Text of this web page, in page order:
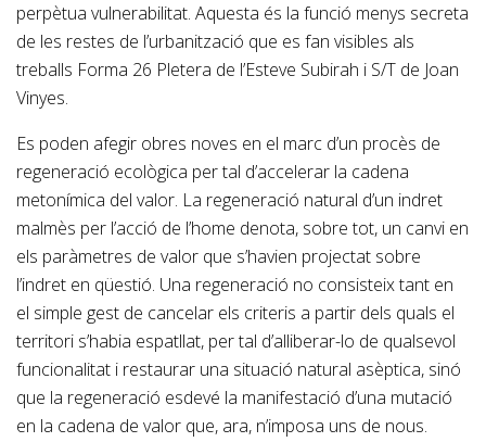
perpètua vulnerabilitat. Aquesta és la funció menys secreta
de les restes de l’urbanització que es fan visibles als
treballs Forma 26 Pletera de l’Esteve Subirah i S/T de Joan
Vinyes.
Es poden afegir obres noves en el marc d’un procès de
regeneració ecològica per tal d’accelerar la cadena
metonímica del valor. La regeneració natural d’un indret
malmès per l’acció de l’home denota, sobre tot, un canvi en
els paràmetres de valor que s’havien projectat sobre
l’indret en qüestió. Una regeneració no consisteix tant en
el simple gest de cancelar els criteris a partir dels quals el
territori s’habia espatllat, per tal d’alliberar-lo de qualsevol
funcionalitat i restaurar una situació natural asèptica, sinó
que la regeneració esdevé la manifestació d’una mutació
en la cadena de valor que, ara, n’imposa uns de nous.